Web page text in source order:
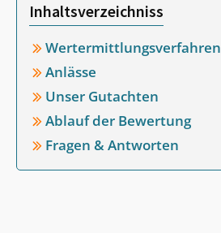
Inhaltsverzeichniss
Wertermittlungsverfahren
Anlässe
Unser Gutachten
Ablauf der Bewertung
Fragen & Antworten